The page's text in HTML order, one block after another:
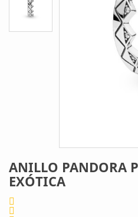
ANILLO PANDORA
EXÓTICA